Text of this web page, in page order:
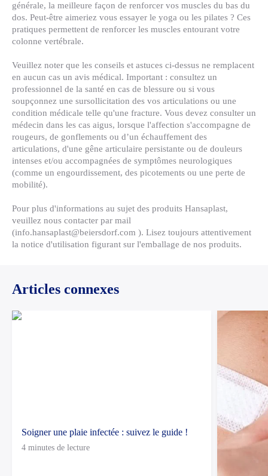
générale, la meilleure façon de renforcer vos muscles du bas du
dos. Peut-être aimeriez vous essayer le yoga ou les pilates ? Ces
pratiques permettent de renforcer les muscles entourant votre
colonne vertébrale.
Veuillez noter que les conseils et astuces ci-dessus ne remplacent
en aucun cas un avis médical. Important : consultez un
professionnel de la santé en cas de blessure ou si vous
soupçonnez une sursollicitation des vos articulations ou une
condition médicale telle qu'une fracture. Vous devez consulter un
médecin dans les cas aigus, lorsque l'affection s'accompagne de
rougeurs, de gonflements ou d’un échauffement des
articulations, d'une gêne articulaire persistante ou de douleurs
intenses et/ou accompagnées de symptômes neurologiques
(comme un engourdissement, des picotements ou une perte de
mobilité).
Pour plus d'informations au sujet des produits Hansaplast,
veuillez nous contacter par mail
(info.hansaplast@beiersdorf.com ). Lisez toujours attentivement
la notice d'utilisation figurant sur l'emballage de nos produits.
Articles connexes
Soigner une plaie infectée : suivez le guide !
4 minutes de lecture